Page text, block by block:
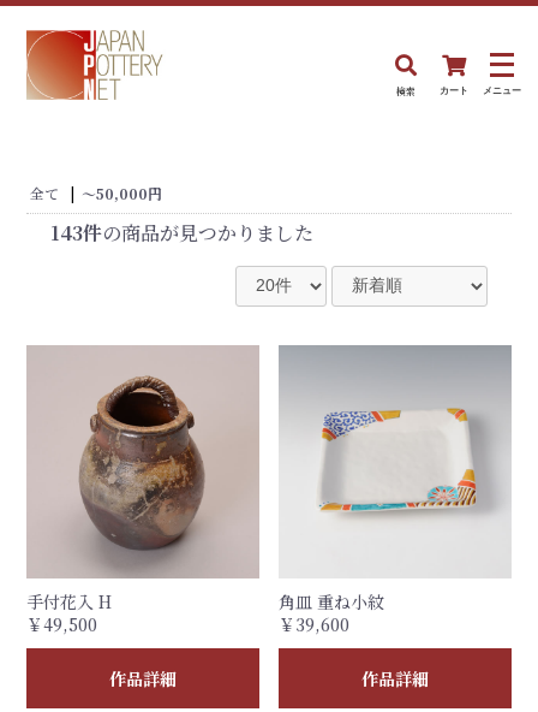
検索 カート メニュー
全て | 〜50,000円
143件の商品が見つかりました
手付花入 H
￥49,500
作品詳細
角皿 重ね小紋
￥39,600
作品詳細